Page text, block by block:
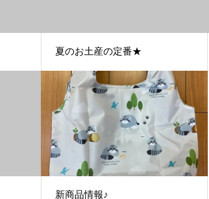
夏のお土産の定番★
新商品情報♪